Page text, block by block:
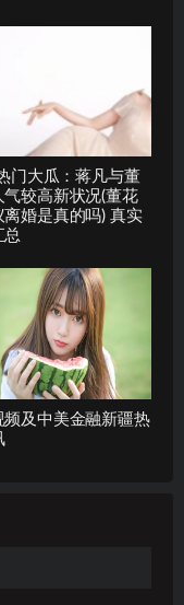
门大瓜：蒋凡与董
气较高新状况(董花
离婚是真的吗) 真实
总
频及中美金融新疆热